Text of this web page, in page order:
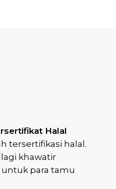
Halal
tersertifikasi halal.
khawatir
para tamu